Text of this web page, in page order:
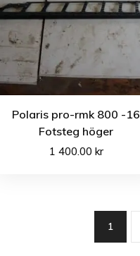
Polaris pro-rmk 800 -16
Fotsteg höger
1 400.00 kr
1